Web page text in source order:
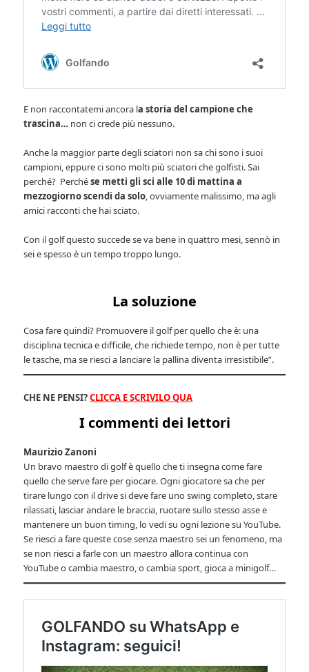
E non raccontatemi ancora la storia del campione che
trascina… non ci crede più nessuno.
Anche la maggior parte degli sciatori non sa chi sono i suoi
campioni, eppure ci sono molti più sciatori che golfisti. Sai
perché? Perchése metti gli sci alle 10 di mattina a
mezzogiorno scendi da solo, ovviamente malissimo, ma agli
amici racconti che hai sciato.
Con il golf questo succede se va bene in quattro mesi, sennò in
sei e spesso è un tempo troppo lungo.
La soluzione
Cosa fare quindi? Promuovere il golf per quello che è: una
disciplina tecnica e difficile, che richiede tempo, non è per tutte
le tasche, ma se riesci a lanciare la pallina diventa irresistibile”.
CHE NE PENSI?CLICCA E SCRIVILO QUA
I commenti dei lettori
Maurizio Zanoni
Un bravo maestro di golf è quello che ti insegna come fare
quello che serve fare per giocare. Ogni giocatore sa che per
tirare lungo con il drive si deve fare uno swing completo, stare
rilassati, lasciar andare le braccia, ruotare sullo stesso asse e
mantenere un buon timing, lo vedi su ogni lezione su YouTube.
Se riesci a fare queste cose senza maestro sei un fenomeno, ma
se non riesci a farle con un maestro allora continua con
YouTube o cambia maestro, o cambia sport, gioca a minigolf…